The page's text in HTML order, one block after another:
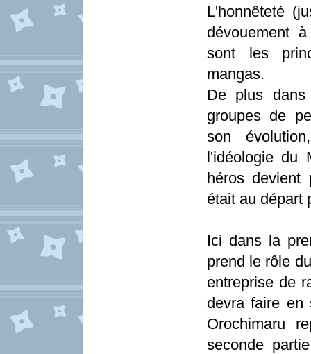
L'honnêteté
dévouement
sont les
mangas.
De plus
groupes de
son
l'idéologie du
héros devient
était au départ
Ici dans la
prend le rôle
entreprise de
devra faire en
Orochimaru
seconde